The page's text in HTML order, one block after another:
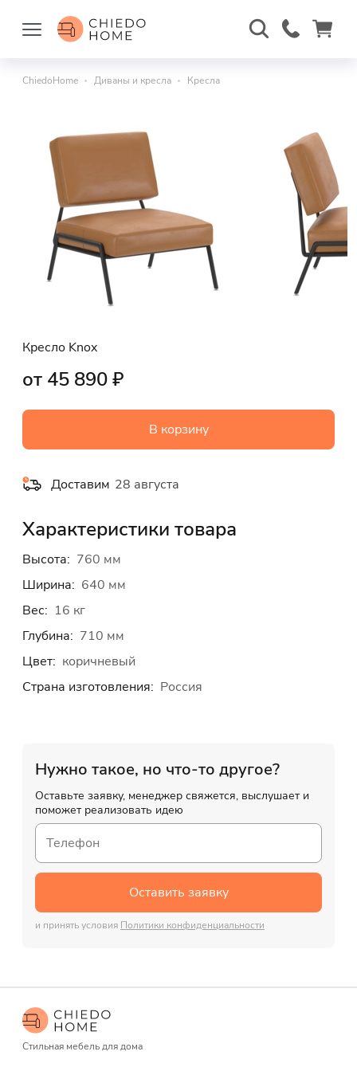
ChiedoHome Диваны и кресла Кресла
Кресло Knox
от 45 890 ₽
В корзину
Доставим 28 августа
Характеристики товара
Высота: 760 мм
Ширина: 640 мм
Вес: 16 кг
Глубина: 710 мм
Цвет: коричневый
Страна изготовления: Россия
Нужно такое, но что-то другое?
Оставьте заявку, менеджер свяжется, выслушает и
поможет реализовать идею
Оставить заявку
и принять условия Политики конфиденциальности
Стильная мебель для дома